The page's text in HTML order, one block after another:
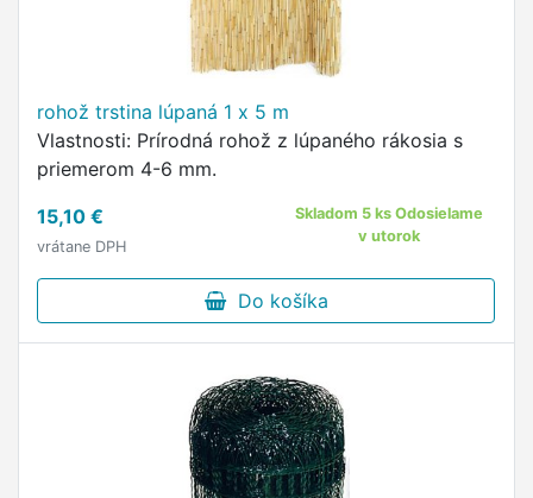
rohož trstina lúpaná 1 x 5 m
Vlastnosti: Prírodná rohož z lúpaného rákosia s
priemerom 4-6 mm.
15,10 €
vrátane DPH
Skladom 5 ks Odosielame
v utorok
Do košíka